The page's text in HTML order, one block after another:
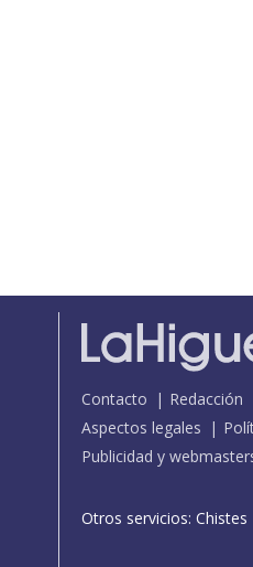
Contacto Redacción
Aspectos legales
Publicidad y
Otros servicios: Chistes